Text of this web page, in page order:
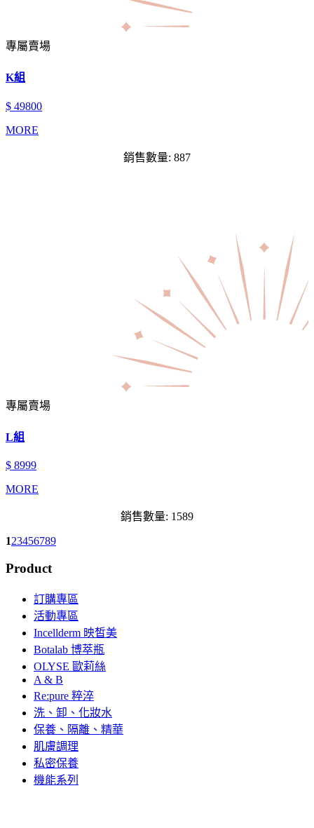
專屬賣場
K組
$ 49800
MORE
銷售數量: 887
專屬賣場
L組
$ 8999
MORE
銷售數量: 1589
123456789
Product
訂購專區
活動專區
Incellderm 映皙美
Botalab 博萃瓶
OLYSE 歐莉絲
A & B
Re:pure 粹淬
洗、卸、化妝水
保養、隔離、精華
肌膚調理
私密保養
機能系列